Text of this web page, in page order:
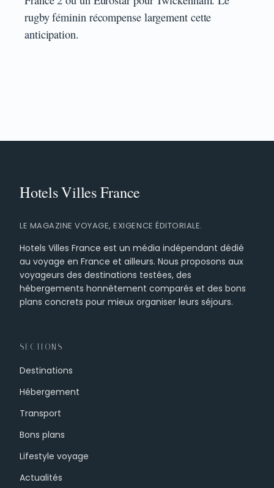
rugby féminin récompense largement cette
anticipation.
LE MAGAZINE VOYAGE, EXIGENCE ÉDITORIALE.
Hotels Villes France est un média indépendant dédié
au voyage en France et ailleurs. Nous proposons aux
voyageurs des destinations testées, des
hébergements honnêtement comparés et des bons
plans concrets pour mieux organiser leurs séjours.
SECTIONS
Destinations
Hébergement
Transport
Bons plans
Lifestyle voyage
Actualités